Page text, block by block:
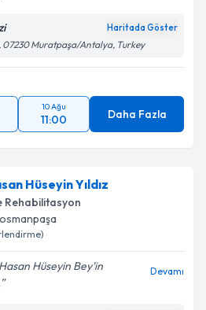
Haritada Göster
07230 Muratpaşa/Antalya, Turkey
10 Ağu
11:00 Daha Fazla
Hüseyin Yıldız
Rehabilitasyon
Hüseyin Bey'in
Devamı